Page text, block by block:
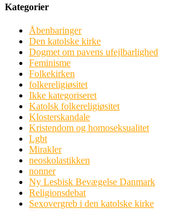
Kategorier
Åbenbaringer
Den katolske kirke
Dogmet om pavens ufejlbarlighed
Feminisme
Folkekirken
folkereligiøsitet
Ikke kategoriseret
Katolsk folkereligiøsitet
Klosterskandale
Kristendom og homoseksualitet
Lgbt
Mirakler
neoskolastikken
nonner
Ny Lesbisk Bevægelse Danmark
Religionsdebat
Sexovergreb i den katolske kirke